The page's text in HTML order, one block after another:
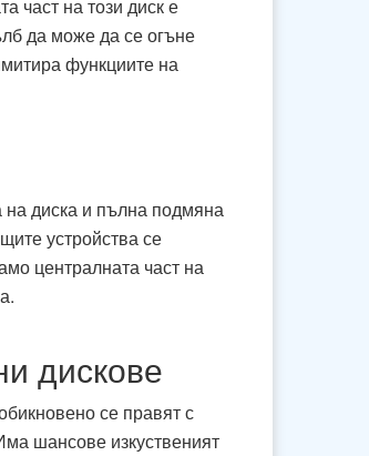
част на този диск е
да може да се огъне
функциите на
на диска и пълна подмяна
устройства се
централната част на
дискове
се правят с
шансове изкуственият